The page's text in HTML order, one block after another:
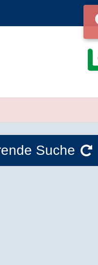
Suche